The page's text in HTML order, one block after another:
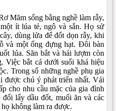
Măm sống bằng nghề làm rẫy,
ít lúa tẻ, ngô và sắn. Họ sử
dùng lửa để đốt dọn rẫy, khi
và một ống đựng hạt. Ðôi bàn
lúa. Săn bắt và hái lượm còn
Việc bắt cá dưới suối khá hiệu
Trong số những nghề phụ gia
được chú ý phát triển nhất. Vải
cho nhu cầu mặc của gia đình
đổi lấy dầu đốt, muối ăn và các
không làm ra được.